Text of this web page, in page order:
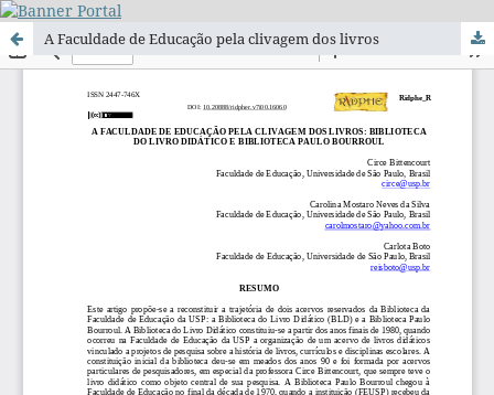
A Faculdade de Educação pela clivagem dos livros